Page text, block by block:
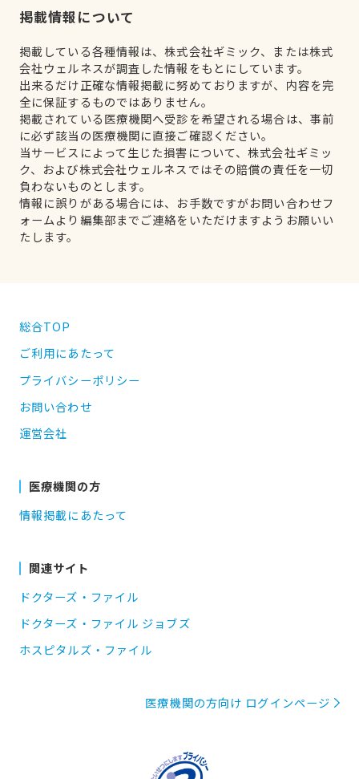
掲載情報について
掲載している各種情報は、株式会社ギミック、または株式
会社ウェルネスが調査した情報をもとにしています。
出来るだけ正確な情報掲載に努めておりますが、内容を完
全に保証するものではありません。
掲載されている医療機関へ受診を希望される場合は、事前
に必ず該当の医療機関に直接ご確認ください。
当サービスによって生じた損害について、株式会社ギミッ
ク、および株式会社ウェルネスではその賠償の責任を一切
負わないものとします。
情報に誤りがある場合には、お手数ですがお問い合わせフ
ォームより編集部までご連絡をいただけますようお願いい
たします。
総合TOP
ご利用にあたって
プライバシーポリシー
お問い合わせ
運営会社
医療機関の方
情報掲載にあたって
関連サイト
ドクターズ・ファイル
ドクターズ・ファイル ジョブズ
ホスピタルズ・ファイル
医療機関の方向け ログインページ